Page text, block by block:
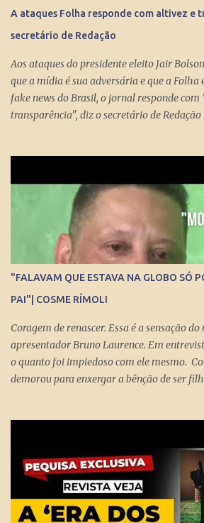
Guedes produziu um projeto racional e
forma competente. Na essência, podou
Ela só s...
A ataques Folha responde com altivez e
secretário de Redação
Aos ataques do presidente eleito Jair
que a mídia é sua adversária e que a
fake news do Brasil, o jornal responde
transparência", diz o secretário de
essa democracia funcione bem.
"FALAVAM QUE ESTAVA NA GLOBO SÓ
PAI"| COSME RÍMOLI
Coragem de renascer. Essa é a sensação
apresentador Bruno Laurence. Em
o quanto foi impiedoso com ele mesmo.
demorou para enxergar a bênção de ser
Grandes Momentos do Esporte e Cartão
feitos. Bruno queria fugir da comparação.
basquete. Mas o jornalismo esportivo
inevitável. Talentoso, impôs seu estilo direto
entrevistas. Sua cultura esportiva e o